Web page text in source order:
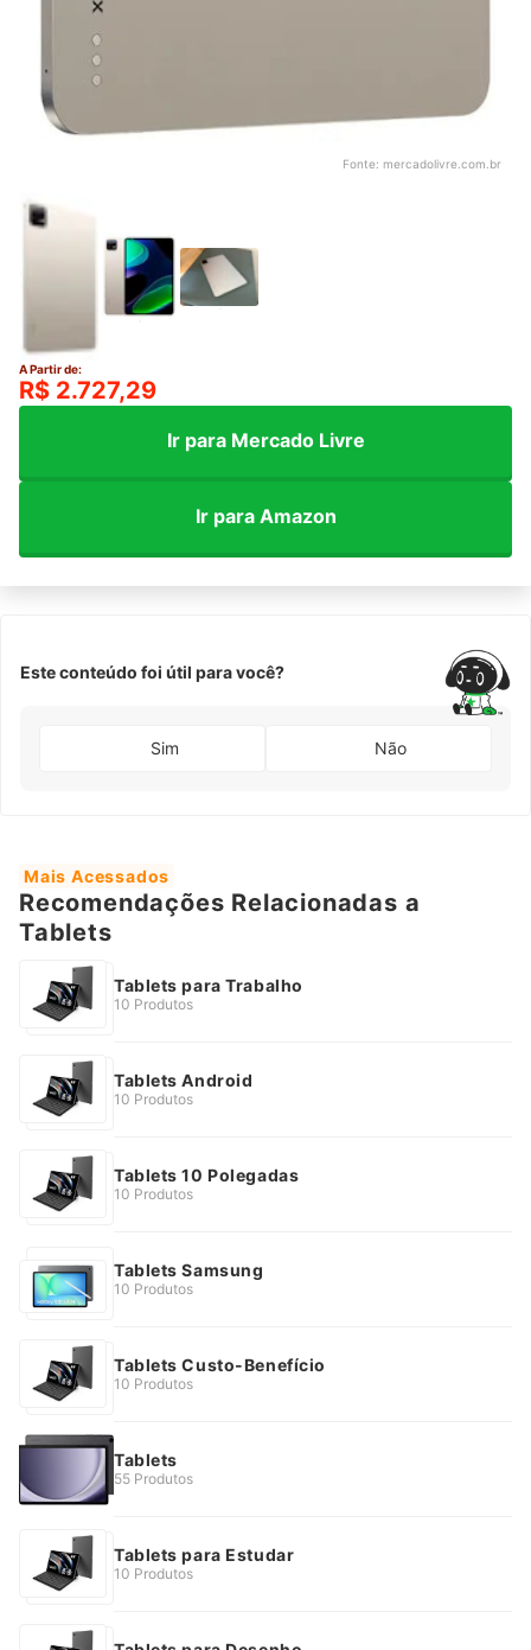
Fonte: mercadolivre.com.br
A Partir de:
R$ 2.727,29
Ir para Mercado Livre
Ir para Amazon
Este conteúdo foi útil para você?
Sim Não
Mais Acessados
Recomendações Relacionadas a
Tablets
Tablets para Trabalho
10 Produtos
Tablets Android
10 Produtos
Tablets 10 Polegadas
10 Produtos
Tablets Samsung
10 Produtos
Tablets Custo-Benefício
10 Produtos
Tablets
55 Produtos
Tablets para Estudar
10 Produtos